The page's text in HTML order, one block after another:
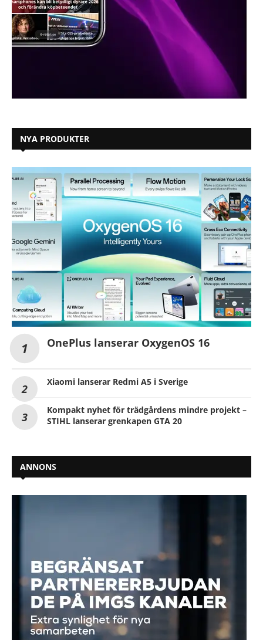
NYA PRODUKTER
OnePlus lanserar OxygenOS 16
Xiaomi lanserar Redmi A5 i Sverige
Kompakt nyhet för trädgårdens mindre projekt –
STIHL lanserar grenkapen GTA 20
ANNONS